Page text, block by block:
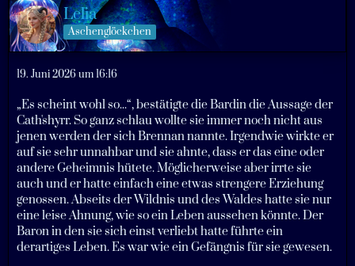
Lelia
Aschenglöckchen
19. Juni 2026 um 16:16
„Es scheint wohl so...“, bestätigte die Bardin die Aussage der
Cath'shyrr. So ganz schlau wollte sie immer noch nicht aus
jenen werden der sich Brennan nannte. Irgendwie wirkte er
auf sie sehr unnahbar und sie ahnte, dass er das eine oder
andere Geheimnis hütete. Möglicherweise aber irrte sie
auch und er hatte einfach eine etwas strengere Erziehung
genossen. Abseits der Wildnis und des Waldes hatte sie nur
eine leise Ahnung, wie so ein Leben aussehen könnte. Der
Baron in den sie sich einst verliebt hatte führte ein
derartiges Leben. Es war wie ein Gefängnis für sie gewesen.